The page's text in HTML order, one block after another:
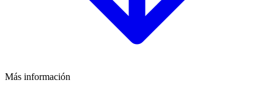
Más información